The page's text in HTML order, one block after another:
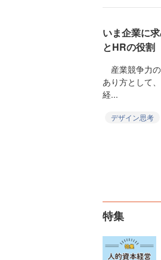
いま企業に
とHRの役割
産業競争力
あり方として
経...
デザイン思考
特集